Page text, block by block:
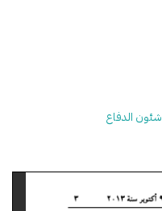
شئون الدفاع